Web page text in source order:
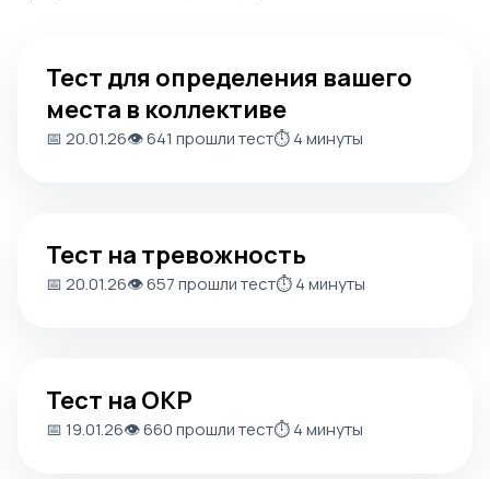
Тест для определения вашего
места в коллективе
📅 20.01.26👁️ 641 прошли тест⏱️ 4 минуты
Тест на тревожность
📅 20.01.26👁️ 657 прошли тест⏱️ 4 минуты
Тест на ОКР
📅 19.01.26👁️ 660 прошли тест⏱️ 4 минуты